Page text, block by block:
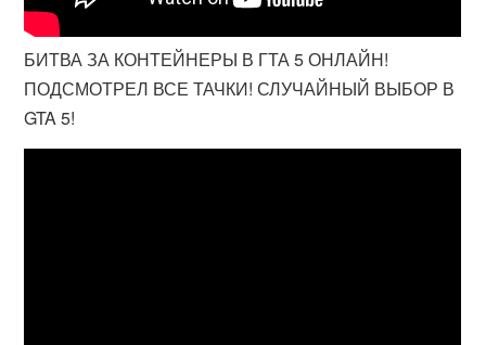
БИТВА ЗА КОНТЕЙНЕРЫ В ГТА 5 ОНЛАЙН!
ПОДСМОТРЕЛ ВСЕ ТАЧКИ! СЛУЧАЙНЫЙ ВЫБОР В
GTA 5!